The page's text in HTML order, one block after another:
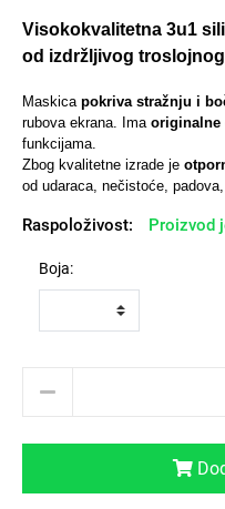
Visokokvalitetna 3u1
od izdržljivog
Maskica pokriva stražnju i
rubova ekrana. Ima originalne
funkcijama.
Zbog kvalitetne izrade je
od udaraca, nečistoće,
Raspoloživost:
Proizvod
Boja:
Sleng
Životinjsko carstvo
Univerzalne futrole i
maskice